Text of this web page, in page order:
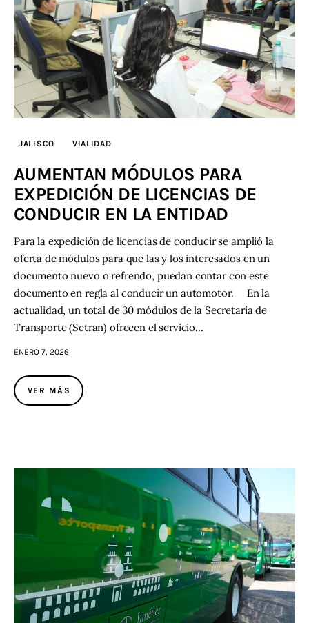
JALISCO VIALIDAD
AUMENTAN MÓDULOS PARA
EXPEDICIÓN DE LICENCIAS DE
CONDUCIR EN LA ENTIDAD
Para la expedición de licencias de conducir se amplió la
oferta de módulos para que las y los interesados en un
documento nuevo o refrendo, puedan contar con este
documento en regla al conducir un automotor. En la
actualidad, un total de 30 módulos de la Secretaría de
Transporte (Setran) ofrecen el servicio…
ENERO 7, 2026
VER MÁS